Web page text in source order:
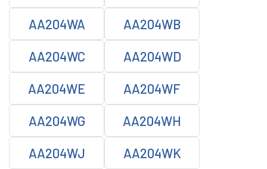
AA204WA AA204WB
AA204WC AA204WD
AA204WE AA204WF
AA204WG AA204WH
AA204WJ AA204WK